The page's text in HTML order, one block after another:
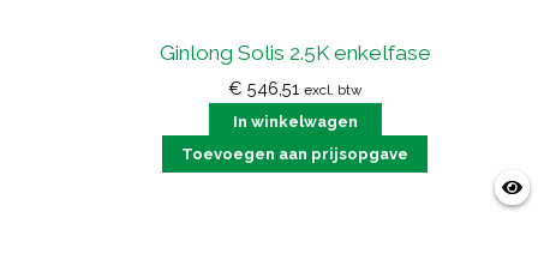
Ginlong Solis 2.5K enkelfase
€ 546,51 excl. btw
In winkelwagen
Toevoegen aan prijsopgave